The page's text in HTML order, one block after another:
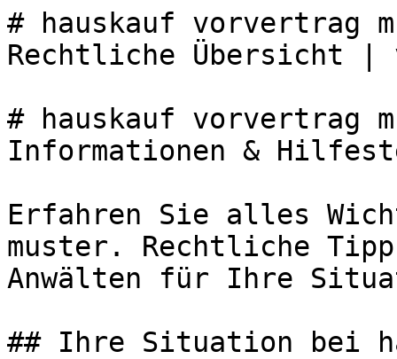
# hauskauf vorvertrag
Rechtliche Übersicht |
# hauskauf vorvertrag
Informationen &
Erfahren Sie alles
muster. Rechtliche
Anwälten für Ihre
## Ihre Situation bei